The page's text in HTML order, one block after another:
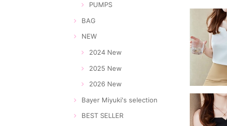
PUMPS
BAG
NEW
2024 New
2025 New
2026 New
Bayer Miyuki's selection
BEST SELLER